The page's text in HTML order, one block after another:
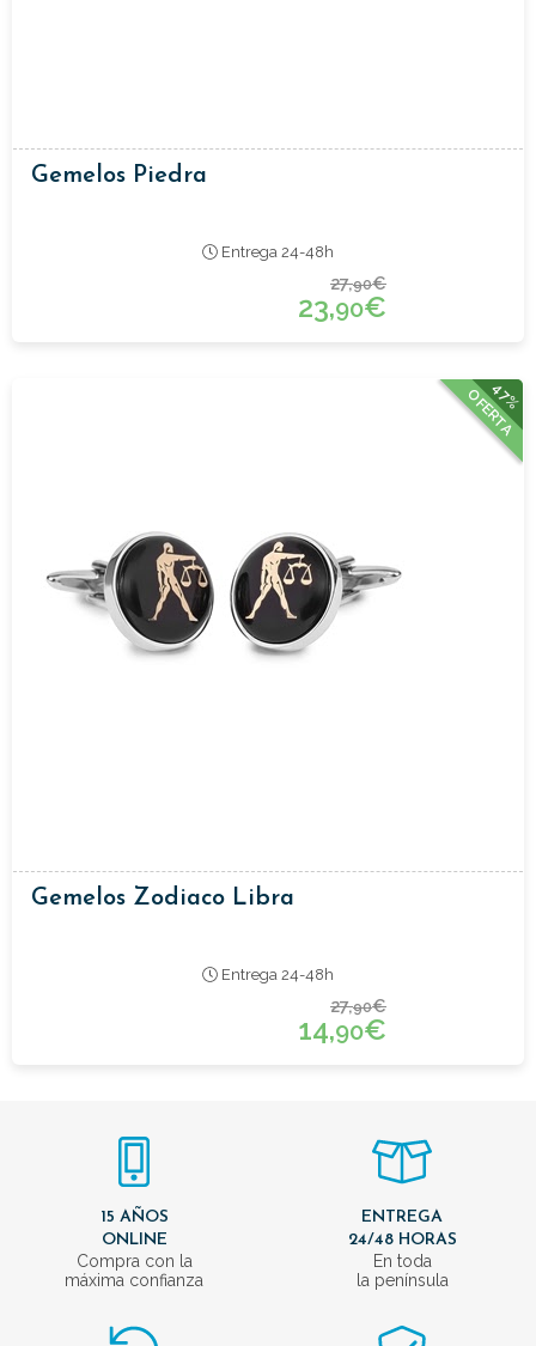
Gemelos Piedra
Entrega 24-48h
27,90€
23,90€
47%
OFERTA
Gemelos Zodiaco Libra
Entrega 24-48h
27,90€
14,90€
15 AÑOS
ONLINE
Compra con la
máxima confianza
ENTREGA
24/48 HORAS
En toda
la península